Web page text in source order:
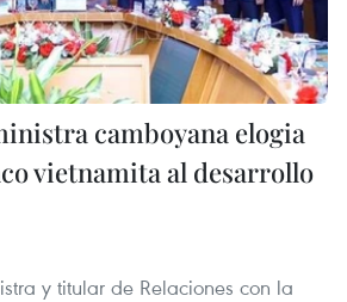
camboyana elogia
vietnamita al desarrollo
y titular de Relaciones con la